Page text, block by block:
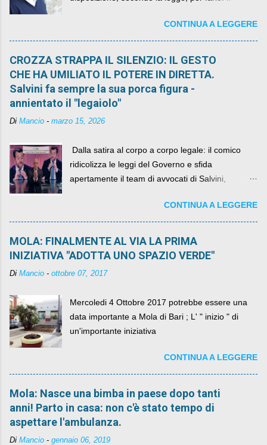
quelli che si auspicavano il contrario.CONTINUA A LEGGERE
CROZZA STRAPPA IL SILENZIO: IL GESTO
CHE HA UMILIATO IL POTERE IN DIRETTA.
Salvini fa sempre la sua porca figura -
annientato il "legaiolo"
Di Mancio - marzo 15, 2026
​ Dalla satira al corpo a corpo legale: il comico
ridicolizza le leggi del Governo e sfida
apertamente il team di avvocati di Salvini,
CONTINUA A LEGGERE
MOLA: FINALMENTE AL VIA LA PRIMA
INIZIATIVA "ADOTTA UNO SPAZIO VERDE"
Di Mancio - ottobre 07, 2017
Mercoledi 4 Ottobre 2017 potrebbe essere una
data importante a Mola di Bari ; L' " inizio " di
un'importante iniziativa
CONTINUA A LEGGERE
Mola: Nasce una bimba in paese dopo tanti
anni! Parto in casa: non c'è stato tempo di
aspettare l'ambulanza.
Di Mancio - gennaio 06, 2019